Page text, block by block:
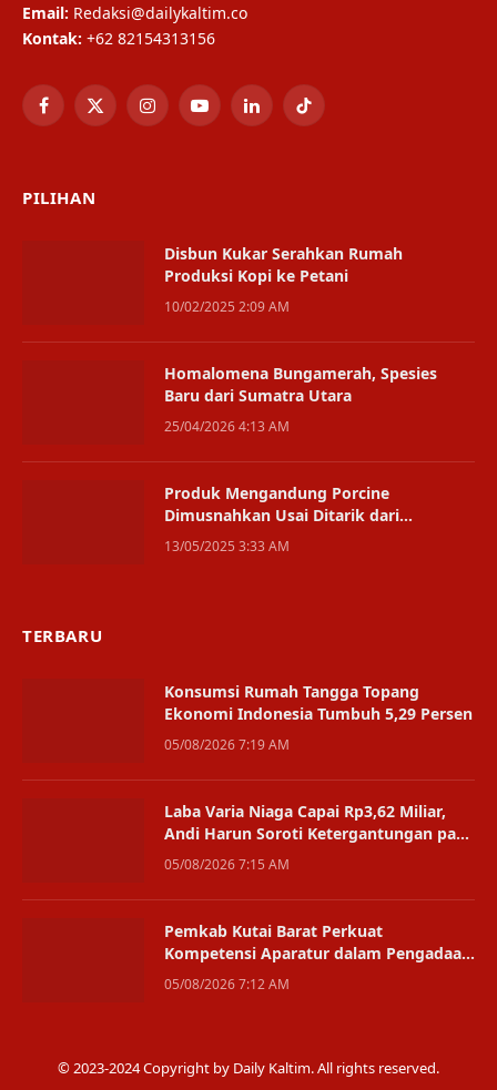
Email: Redaksi@dailykaltim.co
Kontak: +62 82154313156
Facebook
X
InstagramYouTubeLinkedInTikTok
PILIHAN
Disbun Kukar Serahkan Rumah
Produksi Kopi ke Petani
10/02/2025 2:09 AM
Homalomena Bungamerah, Spesies
Baru dari Sumatra Utara
25/04/2026 4:13 AM
Produk Mengandung Porcine
Dimusnahkan Usai Ditarik dari
Peredaran
13/05/2025 3:33 AM
TERBARU
Konsumsi Rumah Tangga Topang
Ekonomi Indonesia Tumbuh 5,29 Persen
05/08/2026 7:19 AM
Laba Varia Niaga Capai Rp3,62 Miliar,
Andi Harun Soroti Ketergantungan pada
Satu Bisnis
05/08/2026 7:15 AM
Pemkab Kutai Barat Perkuat
Kompetensi Aparatur dalam Pengadaan
Digital
05/08/2026 7:12 AM
© 2023-2024 Copyright by Daily Kaltim. All rights reserved.